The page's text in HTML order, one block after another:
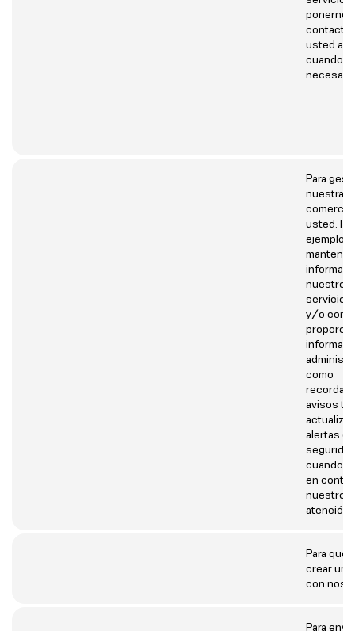
contacto
usted al
cuando
Para
nuestra
usted.
ejemplo,
nuestros
y/o
como
avisos
alertas de
cuando
en
nuestro
atención
Para que
crear
con
Para